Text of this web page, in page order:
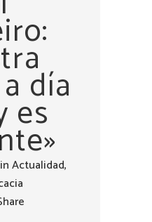
día
es
inActualidad,